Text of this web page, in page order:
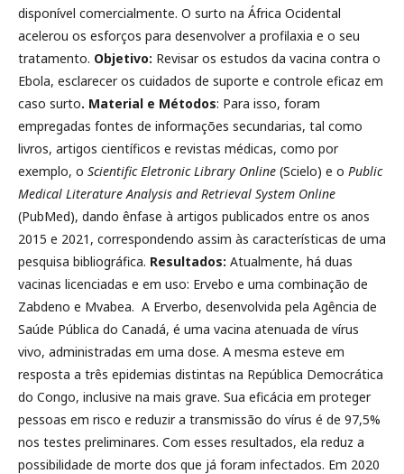
disponível comercialmente. O surto na África Ocidental
acelerou os esforços para desenvolver a profilaxia e o seu
tratamento. Objetivo: Revisar os estudos da vacina contra o
Ebola, esclarecer os cuidados de suporte e controle eficaz em
caso surto. Material e Métodos: Para isso, foram
empregadas fontes de informações secundarias, tal como
livros, artigos científicos e revistas médicas, como por
exemplo, o Scientific Eletronic Library Online (Scielo) e o Public
Medical Literature Analysis and Retrieval System Online
(PubMed), dando ênfase à artigos publicados entre os anos
2015 e 2021, correspondendo assim às características de uma
pesquisa bibliográfica. Resultados: Atualmente, há duas
vacinas licenciadas e em uso: Ervebo e uma combinação de
Zabdeno e Mvabea. A Erverbo, desenvolvida pela Agência de
Saúde Pública do Canadá, é uma vacina atenuada de vírus
vivo, administradas em uma dose. A mesma esteve em
resposta a três epidemias distintas na República Democrática
do Congo, inclusive na mais grave. Sua eficácia em proteger
pessoas em risco e reduzir a transmissão do vírus é de 97,5%
nos testes preliminares. Com esses resultados, ela reduz a
possibilidade de morte dos que já foram infectados. Em 2020